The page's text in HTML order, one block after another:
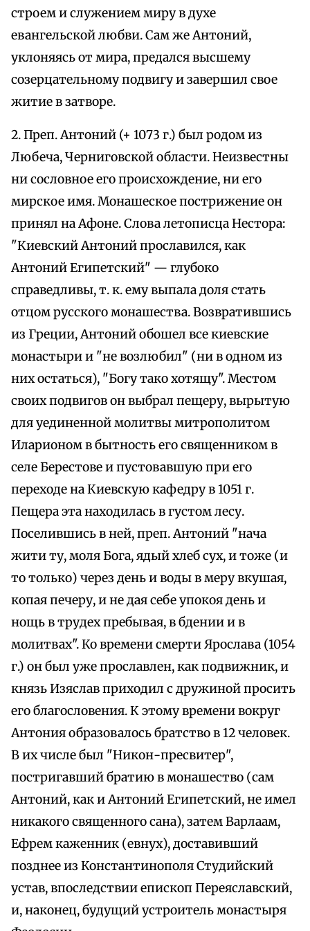
строем и служением миру в духе
евангельской любви. Сам же Антоний,
уклоняясь от мира, предался высшему
созерцательному подвигу и завершил свое
житие в затворе.
2. Преп. Антоний (+ 1073 г.) был родом из
Любеча, Черниговской области. Неизвестны
ни сословное его происхождение, ни его
мирское имя. Монашеское пострижение он
принял на Афоне. Слова летописца Нестора:
"Киевский Антоний прославился, как
Антоний Египетский" — глубоко
справедливы, т. к. ему выпала доля стать
отцом русского монашества. Возвратившись
из Греции, Антоний обошел все киевские
монастыри и "не возлюбил" (ни в одном из
них остаться), "Богу тако хотящу". Местом
своих подвигов он выбрал пещеру, вырытую
для уединенной молитвы митрополитом
Иларионом в бытность его священником в
селе Берестове и пустовавшую при его
переходе на Киевскую кафедру в 1051 г.
Пещера эта находилась в густом лесу.
Поселившись в ней, преп. Антоний "нача
жити ту, моля Бога, ядый хлеб сух, и тоже (и
то только) через день и воды в меру вкушая,
копая печеру, и не дая себе упокоя день и
нощь в трудех пребывая, в бдении и в
молитвах". Ко времени смерти Ярослава (1054
г.) он был уже прославлен, как подвижник, и
князь Изяслав приходил с дружиной просить
его благословения. К этому времени вокруг
Антония образовалось братство в 12 человек.
В их числе был "Никон-пресвитер",
постригавший братию в монашество (сам
Антоний, как и Антоний Египетский, не имел
никакого священного сана), затем Варлаам,
Ефрем каженник (евнух), доставивший
позднее из Константинополя Студийский
устав, впоследствии епископ Переяславский,
и, наконец, будущий устроитель монастыря